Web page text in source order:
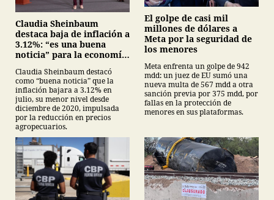
Claudia Sheinbaum
destaca baja de inflación a
3.12%: “es una buena
noticia” para la economía
Claudia Sheinbaum destacó
como “buena noticia” que la
inflación bajara a 3.12% en
julio, su menor nivel desde
diciembre de 2020, impulsada
por la reducción en precios
agropecuarios.
El golpe de casi mil
millones de dólares a
Meta por la seguridad de
los menores
Meta enfrenta un golpe de 942
mdd: un juez de EU sumó una
nueva multa de 567 mdd a otra
sanción previa por 375 mdd, por
fallas en la protección de
menores en sus plataformas.